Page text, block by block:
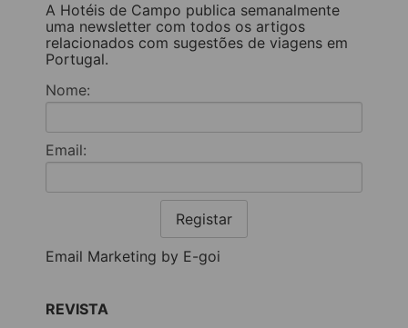
A Hotéis de Campo publica semanalmente
uma newsletter com todos os artigos
relacionados com sugestões de viagens em
Portugal.
Nome:
Email:
Registar
Email Marketing by E-goi
REVISTA